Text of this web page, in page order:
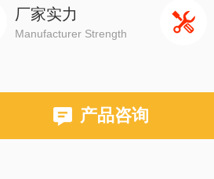
厂家实力
Manufacturer Strength
产品咨询